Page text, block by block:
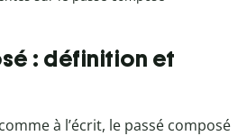
: définition et
à l’écrit, le passé composé